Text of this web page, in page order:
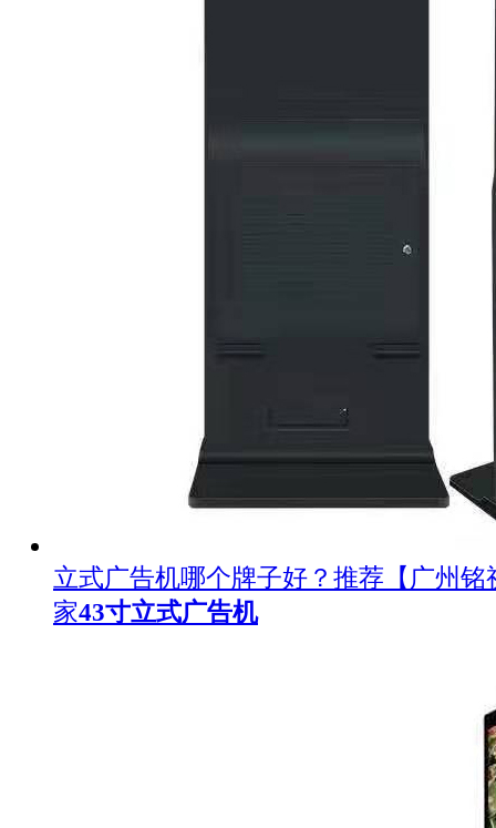
立式广告机哪个牌子好？推荐【广州铭
家43寸立式广告机